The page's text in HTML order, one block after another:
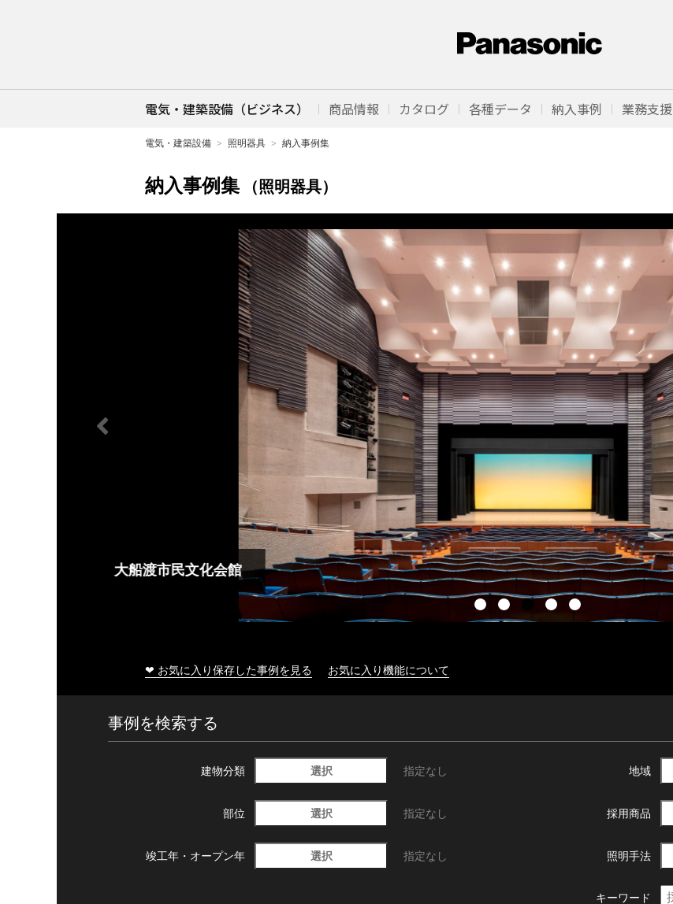
電気・建築設備（ビジネス） 商品情報 カタログ 各種データ 納入事例 業務支援
電気・建築設備 照明器具 納入事例集
納入事例集 （照明器具）
大船渡市民文化会館
❤ お気に入り保存した事例を見る お気に入り機能について
事例を検索する
建物分類 選択 指定なし 地域
部位 選択 指定なし 採用商品
竣工年・ オープン年 選択 指定なし 照明手法
キーワード